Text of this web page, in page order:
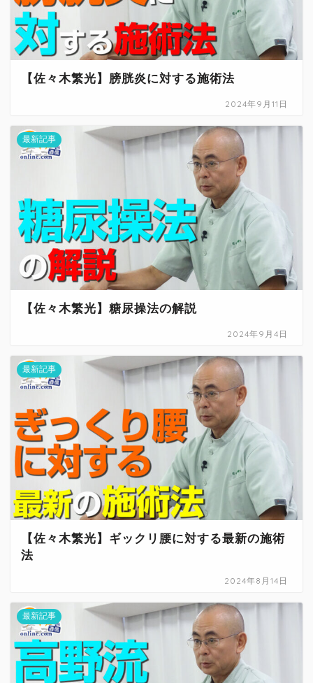
【佐々木繁光】膀胱炎に対する施術法
2024年9月11日
最新記事
【佐々木繁光】糖尿操法の解説
2024年9月4日
最新記事
【佐々木繁光】ギックリ腰に対する最新の施術
法
2024年8月14日
最新記事